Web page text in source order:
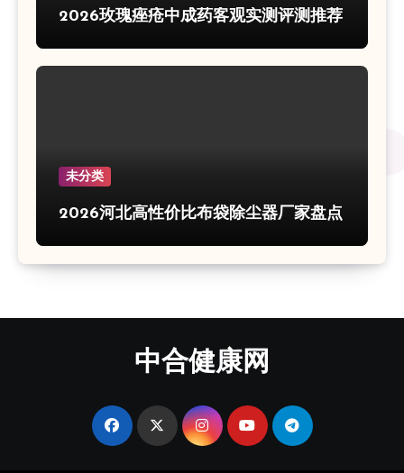
2026玫瑰痤疮中成药客观实测评测推荐
未分类
2026河北高性价比布袋除尘器厂家盘点
中合健康网